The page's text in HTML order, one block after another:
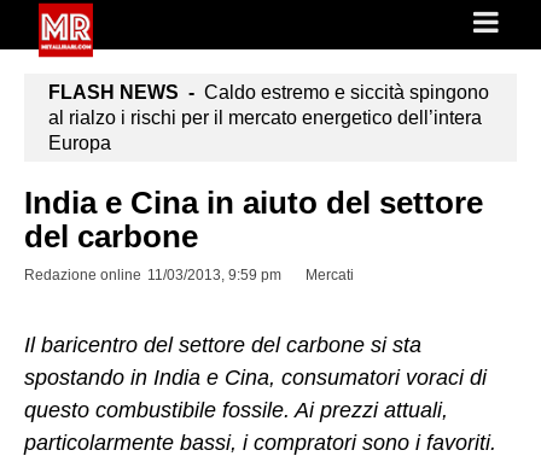
FLASH NEWS - Caldo estremo e siccità spingono
al rialzo i rischi per il mercato energetico dell’intera
Europa
India e Cina in aiuto del settore
del carbone
Redazione online 11/03/2013, 9:59 pm Mercati
Il baricentro del settore del carbone si sta
spostando in India e Cina, consumatori voraci di
questo combustibile fossile. Ai prezzi attuali,
particolarmente bassi, i compratori sono i favoriti.